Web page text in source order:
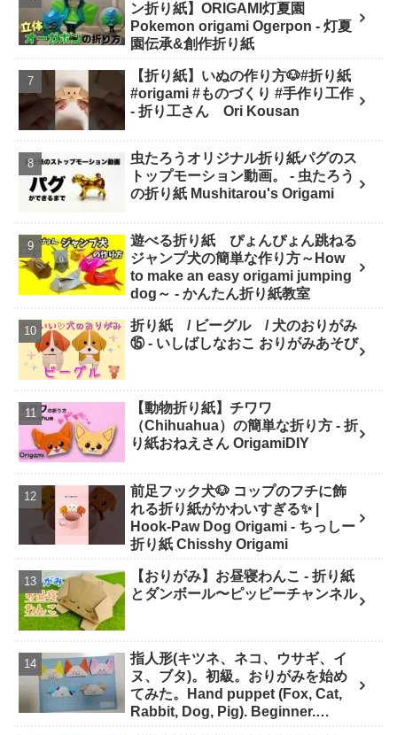
ン折り紙】ORIGAMI灯夏園
Pokemon origami Ogerpon - 灯夏
園伝承&創作折り紙
【折り紙】いぬの作り方🐶#折り紙
#origami #ものづくり #手作り工作
- 折り工さん Ori Kousan
虫たろうオリジナル折り紙パグのス
トップモーション動画。 - 虫たろう
の折り紙 Mushitarou's Origami
遊べる折り紙 ぴょんぴょん跳ねる
ジャンプ犬の簡単な作り方～How
to make an easy origami jumping
dog～ - かんたん折り紙教室
折り紙 / ビーグル / 犬のおりがみ
⑮ - いしばしなおこ おりがみあそび
【動物折り紙】チワワ
（Chihuahua）の簡単な折り方 - 折
り紙おねえさん OrigamiDIY
前足フック犬🐶 コップのフチに飾
れる折り紙がかわいすぎる✨ |
Hook-Paw Dog Origami - ちっしー
折り紙 Chisshy Origami
【おりがみ】お昼寝わんこ - 折り紙
とダンボール〜ピッピーチャンネル
指人形(キツネ、ネコ、ウサギ、イ
ヌ、ブタ)。初級。おりがみを始め
てみた。Hand puppet (Fox, Cat,
Rabbit, Dog, Pig). Beginner.